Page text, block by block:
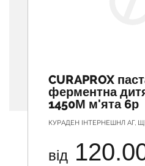
CURAPROX
ферментна
1450М м'ята 6р
КУРАДЕН ІНТЕРНЕШНЛ АГ,
від